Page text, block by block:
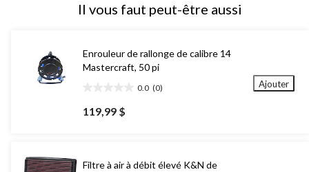
Il vous faut peut-être aussi
Enrouleur de rallonge de calibre 14
Mastercraft, 50 pi
0.0 (0)
étoile(s)
sur
119,99 $
Ajouter
Filtre à air à débit élevé K&N de